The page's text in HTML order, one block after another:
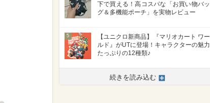
下で買える！高コスパな「お買い物バッ
グ＆多機能ポーチ」を実物レビュー
5
【ユニクロ新商品】『マリオカート ワー
ルド』がUTに登場！キャラクターの魅力
たっぷりの12種類♪
続きを読み込む